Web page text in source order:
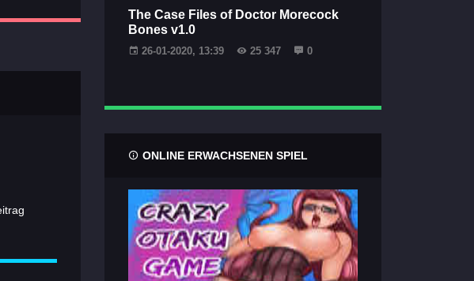
The Case Files of Doctor Morecock
Bones v1.0
26-01-2020, 13:39 25 347 0
ONLINE ERWACHSENEN SPIEL